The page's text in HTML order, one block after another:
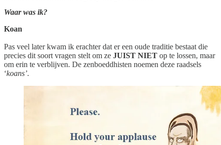
Waar was ik?
Koan
Pas veel later kwam ik erachter dat er een oude traditie bestaat die
precies dit soort vragen stelt om ze JUIST NIET op te lossen, maar
om erin te verblijven. De zenboeddhisten noemen deze raadsels
‘koans’.